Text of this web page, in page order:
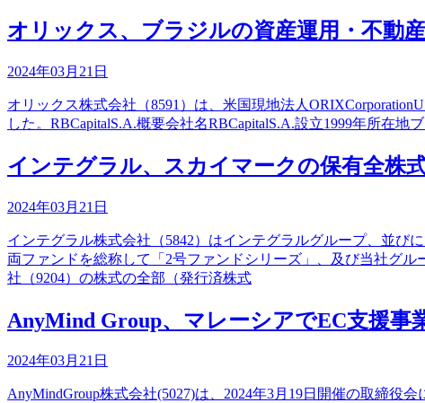
オリックス、ブラジルの資産運用・不動
2024年03月21日
オリックス株式会社（8591）は、米国現地法人
した。RBCapitalS.A.概要会社名RBCapitalS.A.設立1999年所在
インテグラル、スカイマークの保有全株
2024年03月21日
インテグラル株式会社（5842）はインテグラルグループ、並び
両ファンドを総称して「2号ファンドシリーズ」、及び当社グ
社（9204）の株式の全部（発行済株式
AnyMind Group、マレーシアでEC支援事
2024年03月21日
AnyMindGroup株式会社(5027)は、2024年3月19日開催の取締役